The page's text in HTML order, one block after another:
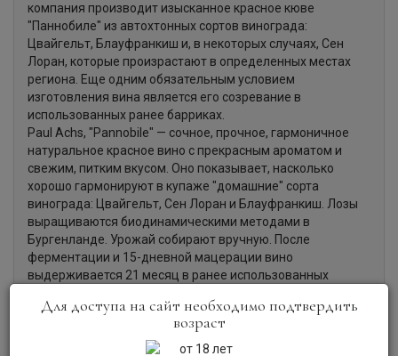
компания производит изысканное красное кюве
"Паннобиле" из автохтонных сортов винограда:
Цвайгельт, Блауфранкиш и, в некоторых случаях, Сен
Лоран, которые произрастают в определенных местах
региона. Еще одним обязательным условием
изготовления вина является его созревание в
использованных ранее барриках.
Paul Achs, "Pannobile" — сочное, прочное, гармоничное
натуральное красное вино с прекрасным ароматом и
свежим, питким вкусом. Оно показывает, насколько
хорошо гармонируют в купаже "домашние" сорта
винограда: Цвайгельт, Сен Лоран и Блауфранкиш. Лозы
выращиваются биодинамическими методами в
Бургенланде. Урожай собирают вручную. После
ферментации и 15-дневной мацерации вино
выдерживается 21 месяц в ранее использованных
Для доступа на сайт необходимо подтвердить
возраст